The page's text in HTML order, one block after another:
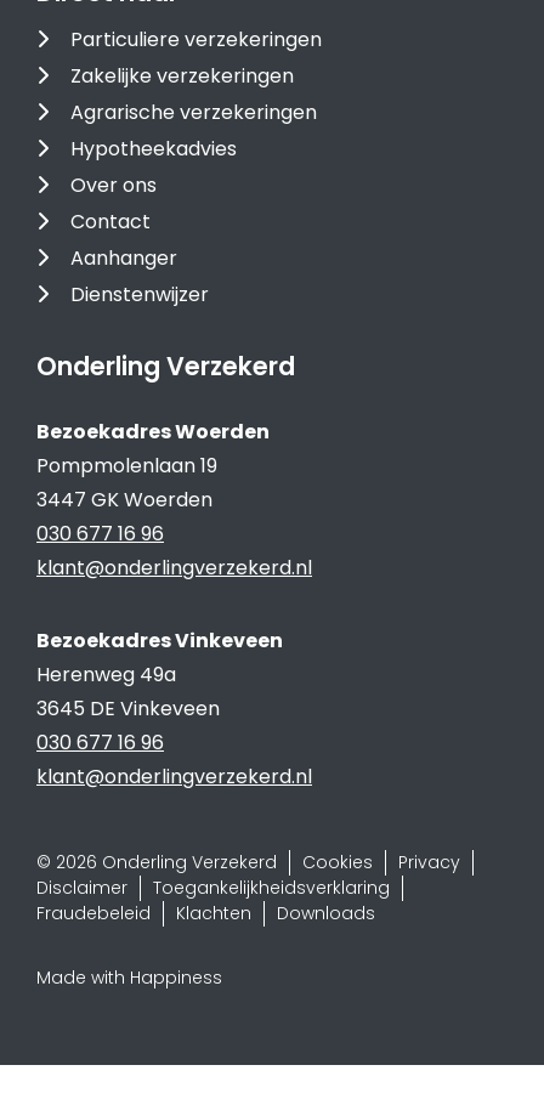
Particuliere verzekeringen
Zakelijke verzekeringen
Agrarische verzekeringen
Hypotheekadvies
Over ons
Contact
Aanhanger
Dienstenwijzer
Onderling Verzekerd
Bezoekadres Woerden
Pompmolenlaan 19
3447 GK Woerden
030 677 16 96
klant@onderlingverzekerd.nl
Bezoekadres Vinkeveen
Herenweg 49a
3645 DE Vinkeveen
030 677 16 96
klant@onderlingverzekerd.nl
© 2026 Onderling Verzekerd Cookies
Privacy
Disclaimer
Toegankelijkheidsverklaring
Fraudebeleid
Klachten Downloads
Made with Happiness